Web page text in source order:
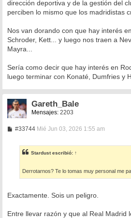
dirección deportiva y de la gestión del
perciben lo mismo que los madridistas
Nos van dorando con que hay interés
Schroder, Kett... y luego nos traen a
Mayra...
Sería como decir que hay interés en
luego terminar con Konaté, Dumfries y
Gareth_Bale
Mensajes: 2203
#33744M
a
e
Mié Jun 03, 2026 1:55 am
Stardustescribió: ↑
Derrotarnos? Te lo tomas muy personal me
Exactamente. Sois un peligro.
Entre llevar razón y que al Real Madrid